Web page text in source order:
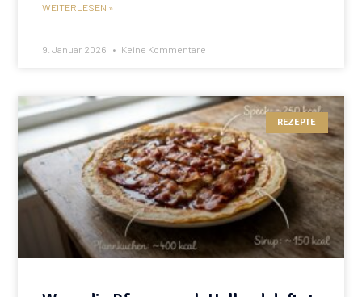
WEITERLESEN »
9. Januar 2026 Keine Kommentare
REZEPTE